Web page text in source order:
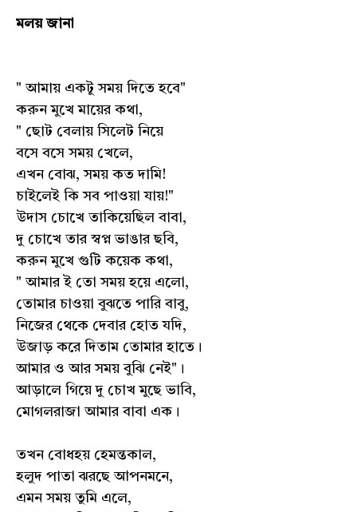
মলয় জানা
" আমায় একটু সময় দিতে হবে"
করুন মুখে মায়ের কথা,
" ছোট বেলায় সিলেট নিয়ে
বসে বসে সময় খেলে,
এখন বোঝ, সময় কত দামি!
চাইলেই কি সব পাওয়া যায়!"
উদাস চোখে তাকিয়েছিল বাবা,
দু চোখে তার স্বপ্ন ভাঙার ছবি,
করুন মুখে গুটি কয়েক কথা,
" আমার ই তো সময় হয়ে এলো,
তোমার চাওয়া বুঝতে পারি বাবু,
নিজের থেকে দেবার হোত যদি,
উজাড় করে দিতাম তোমার হাতে।
আমার ও আর সময় বুঝি নেই"।
আড়ালে গিয়ে দু চোখ মুছে ভাবি,
মোগলরাজা আমার বাবা এক।
তখন বোধহয় হেমন্তকাল,
হলুদ পাতা ঝরছে আপনমনে,
এমন সময় তুমি এলে,